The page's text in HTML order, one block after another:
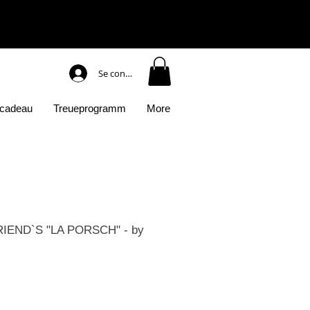
Se connecter
Treueprogramm More
"LA PORSCH" - by